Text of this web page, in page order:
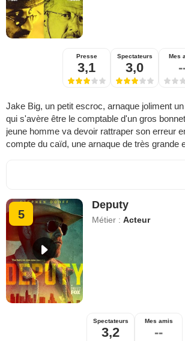
Presse
3,1
Spectateurs
3,0
Mes
Jake Big, un petit escroc, arnaque joliment
qui s'avère être le comptable d'un gros
jeune homme va devoir rattraper son erreur
compte du caïd, une arnaque de très grande
5
Deputy
Métier :Acteur
Spectateurs
3,2
Mes amis
--